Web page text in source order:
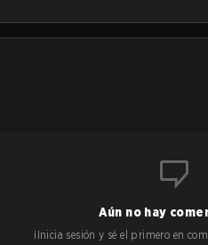
Aún no hay
¡Inicia sesión y sé el primero en